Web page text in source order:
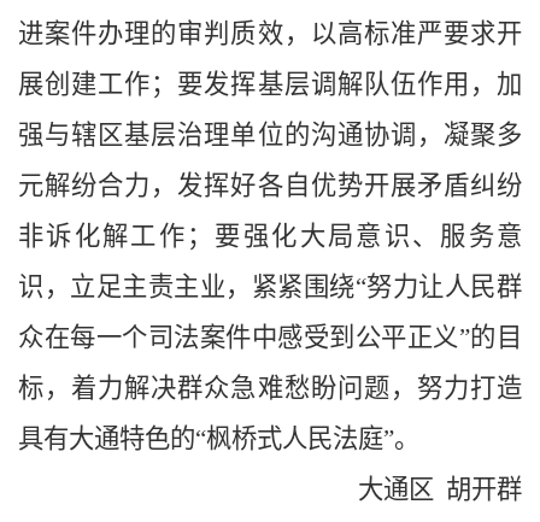
进案件办理的审判质效，以高标准严要求开
展创建工作；要发挥基层调解队伍作用，加
强与辖区基层治理单位的沟通协调，凝聚多
元解纷合力，发挥好各自优势开展矛盾纠纷
非诉化解工作；要强化大局意识、服务意
识，立足主责主业，紧紧围绕“努力让人民群
众在每一个司法案件中感受到公平正义”的目
标，着力解决群众急难愁盼问题，努力打造
具有大通特色的“枫桥式人民法庭”。
大通区 胡开群